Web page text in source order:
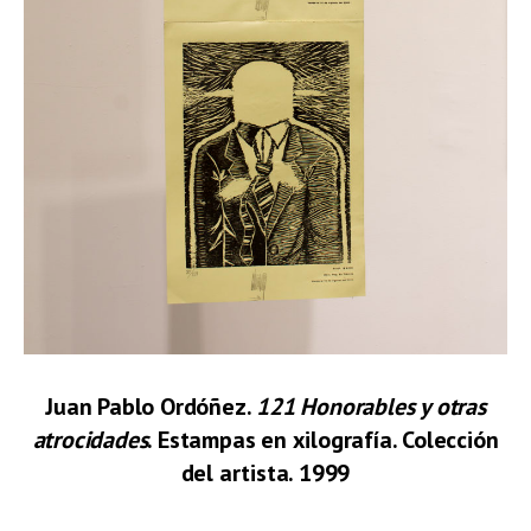
Juan Pablo Ordóñez. 121 Honorables y otras
atrocidades. Estampas en xilografía. Colección
del artista. 1999